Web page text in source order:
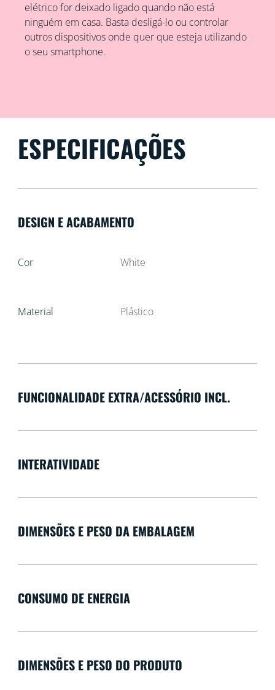
elétrico for deixado ligado quando não está
ninguém em casa. Basta desligá-lo ou controlar
outros dispositivos onde quer que esteja utilizando
o seu smartphone.
ESPECIFICAÇÕES
DESIGN E ACABAMENTO
Cor White
Material Plástico
FUNCIONALIDADE EXTRA/ACESSÓRIO INCL.
INTERATIVIDADE
DIMENSÕES E PESO DA EMBALAGEM
CONSUMO DE ENERGIA
DIMENSÕES E PESO DO PRODUTO